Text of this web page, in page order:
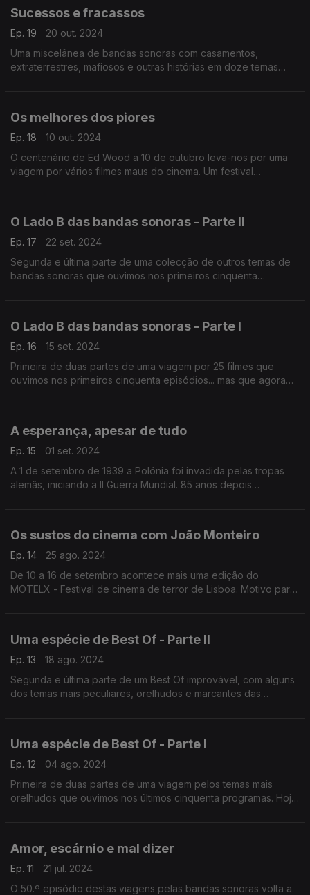
Sucessos e fracassos
Ep. 19
20 out. 2024
Uma miscelânea de bandas sonoras com casamentos,
extraterrestres, mafiosos e outras histórias em doze temas
Os melhores dos piores
Ep. 18
10 out. 2024
O centenário de Ed Wood a 10 de outubro leva-nos por uma
viagem por vários filmes maus do cinema. Um festival
O Lado B das bandas sonoras - Parte II
Ep. 17
22 set. 2024
Segunda e última parte de uma colecção de outros temas de
bandas sonoras que ouvimos nos primeiros cinquenta
O Lado B das bandas sonoras - Parte I
Ep. 16
15 set. 2024
Primeira de duas partes de uma viagem por 25 filmes que
ouvimos nos primeiros cinquenta episódios... mas que agora
A esperança, apesar de tudo
Ep. 15
01 set. 2024
A 1 de setembro de 1939 a Polónia foi invadida pelas tropas
alemãs, iniciando a II Guerra Mundial. 85 anos depois
Os sustos do cinema com João Monteiro
Ep. 14
25 ago. 2024
De 10 a 16 de setembro acontece mais uma edição do
MOTELX - Festival de cinema de terror de Lisboa. Motivo para
Uma espécie de Best Of - Parte II
Ep. 13
18 ago. 2024
Segunda e última parte de um Best Of improvável, com alguns
dos temas mais peculiares, orelhudos e marcantes das
Uma espécie de Best Of - Parte I
Ep. 12
04 ago. 2024
Primeira de duas partes de uma viagem pelos temas mais
orelhudos que ouvimos nos últimos cinquenta programas. Hoje
Amor, escárnio e mal dizer
Ep. 11
21 jul. 2024
O 50.º episódio destas viagens pelas bandas sonoras volta a